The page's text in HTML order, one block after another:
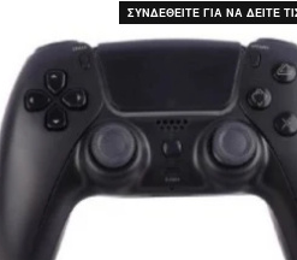
ΣΥΝΔΕΘΕΙΤΕ ΓΙΑ ΝΑ ΔΕΙΤΕ